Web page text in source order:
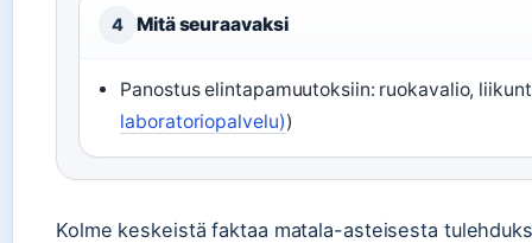
4 Mitä seuraavaksi
Panostus elintapamuutoksiin: ruokavalio,
laboratoriopalvelu))
Kolme keskeistä faktaa matala-asteisesta